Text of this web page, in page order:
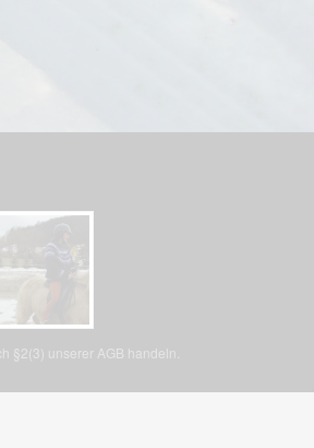
§2(3) unserer AGB handeln.